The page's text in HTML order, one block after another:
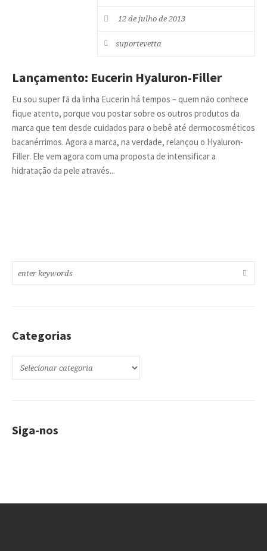
12 de julho de 2013
suportevetta
Lançamento: Eucerin Hyaluron-Filler
Eu sou super fã da linha Eucerin há tempos – quem não conhece
fique atento, porque vou postar sobre os outros produtos da
marca que tem desde cuidados para o bebê até dermocosméticos
bacanérrimos. Agora a marca, na verdade, relançou o Hyaluron-
Filler. Ele vem agora com uma proposta de intensificar a
hidratação da pele através...
Categorias
Categorias
Siga-nos